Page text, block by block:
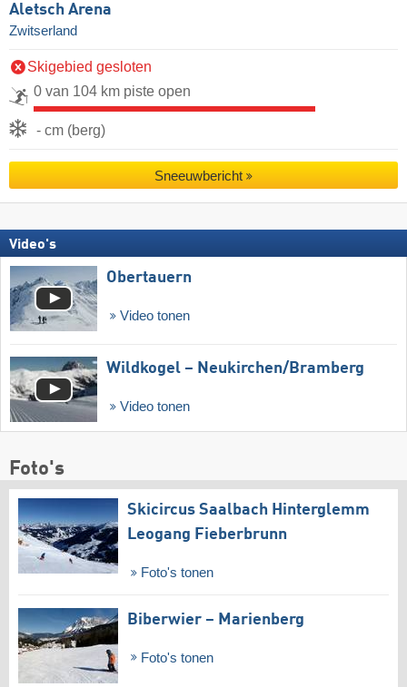
Aletsch Arena
Zwitserland
Skigebied gesloten
0 van 104 km piste open
- cm (berg)
Sneeuwbericht
Video's
Obertauern
Video tonen
Wildkogel – Neukirchen/​Bramberg
Video tonen
Foto's
Skicircus Saalbach Hinterglemm
Leogang Fieberbrunn
Foto's tonen
Biberwier – Marienberg
Foto's tonen